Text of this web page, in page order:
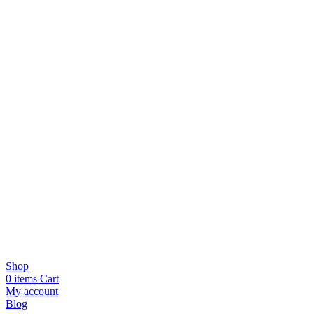
Shop
0 items Cart
My account
Blog